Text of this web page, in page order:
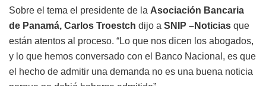
Sobre el tema el presidente de la Asociación Bancaria
de Panamá, Carlos Troestch dijo a SNIP –Noticias que
están atentos al proceso. “Lo que nos dicen los abogados,
y lo que hemos conversado con el Banco Nacional, es que
el hecho de admitir una demanda no es una buena noticia